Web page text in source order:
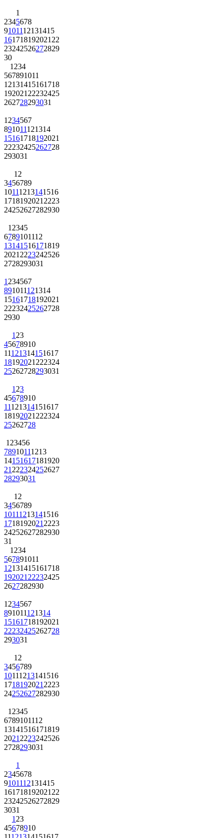
1
2345678
9101112131415
161718192021 22
23242526272829
30
1 234
567891011
12131415161718
192021 22232425
262728293031
1 234567
891011121314
15161718192021
22232425262728
293031
1 2
3456789
10111213141516
1718192021 2223
24252627282930
1 2345
6789101112
13141516171819
2021 2223242526
2728293031
1 234567
891011121314
15161718192021
22232425262728
2930
1 23
45678910
11121314151617
18192021 222324
25262728293031
1 23
45678910
11121314151617
18192021 222324
25262728
1 23456
78910111213
14151617181920
21 222324252627
28293031
1 2
3456789
10111213141516
1718192021 2223
24252627282930
31
1 234
567891011
12131415161718
192021 22232425
2627282930
1 234567
891011121314
15161718192021
22232425262728
293031
1 2
3456789
10111213141516
1718192021 2223
24252627282930
1 2345
6789101112
13141516171819
2021 2223242526
2728293031
1
2345678
9101112131415
161718192021 22
23242526272829
3031
1 23
45678910